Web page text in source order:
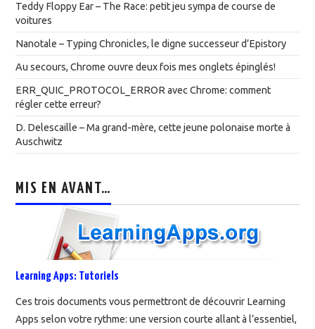
Teddy Floppy Ear – The Race: petit jeu sympa de course de
voitures
Nanotale – Typing Chronicles, le digne successeur d’Epistory
Au secours, Chrome ouvre deux fois mes onglets épinglés!
ERR_QUIC_PROTOCOL_ERROR avec Chrome: comment
régler cette erreur?
D. Delescaille – Ma grand-mère, cette jeune polonaise morte à
Auschwitz
MIS EN AVANT…
Learning Apps: Tutoriels
Ces trois documents vous permettront de découvrir Learning
Apps selon votre rythme: une version courte allant à l’essentiel,